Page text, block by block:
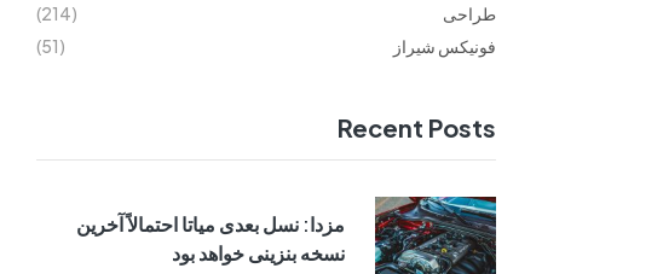
طراحی
(214)
فونیکس شیراز
(51)
Recent Posts
مزدا: نسل بعدی میاتا احتمالاً آخرین
نسخه بنزینی خواهد بود